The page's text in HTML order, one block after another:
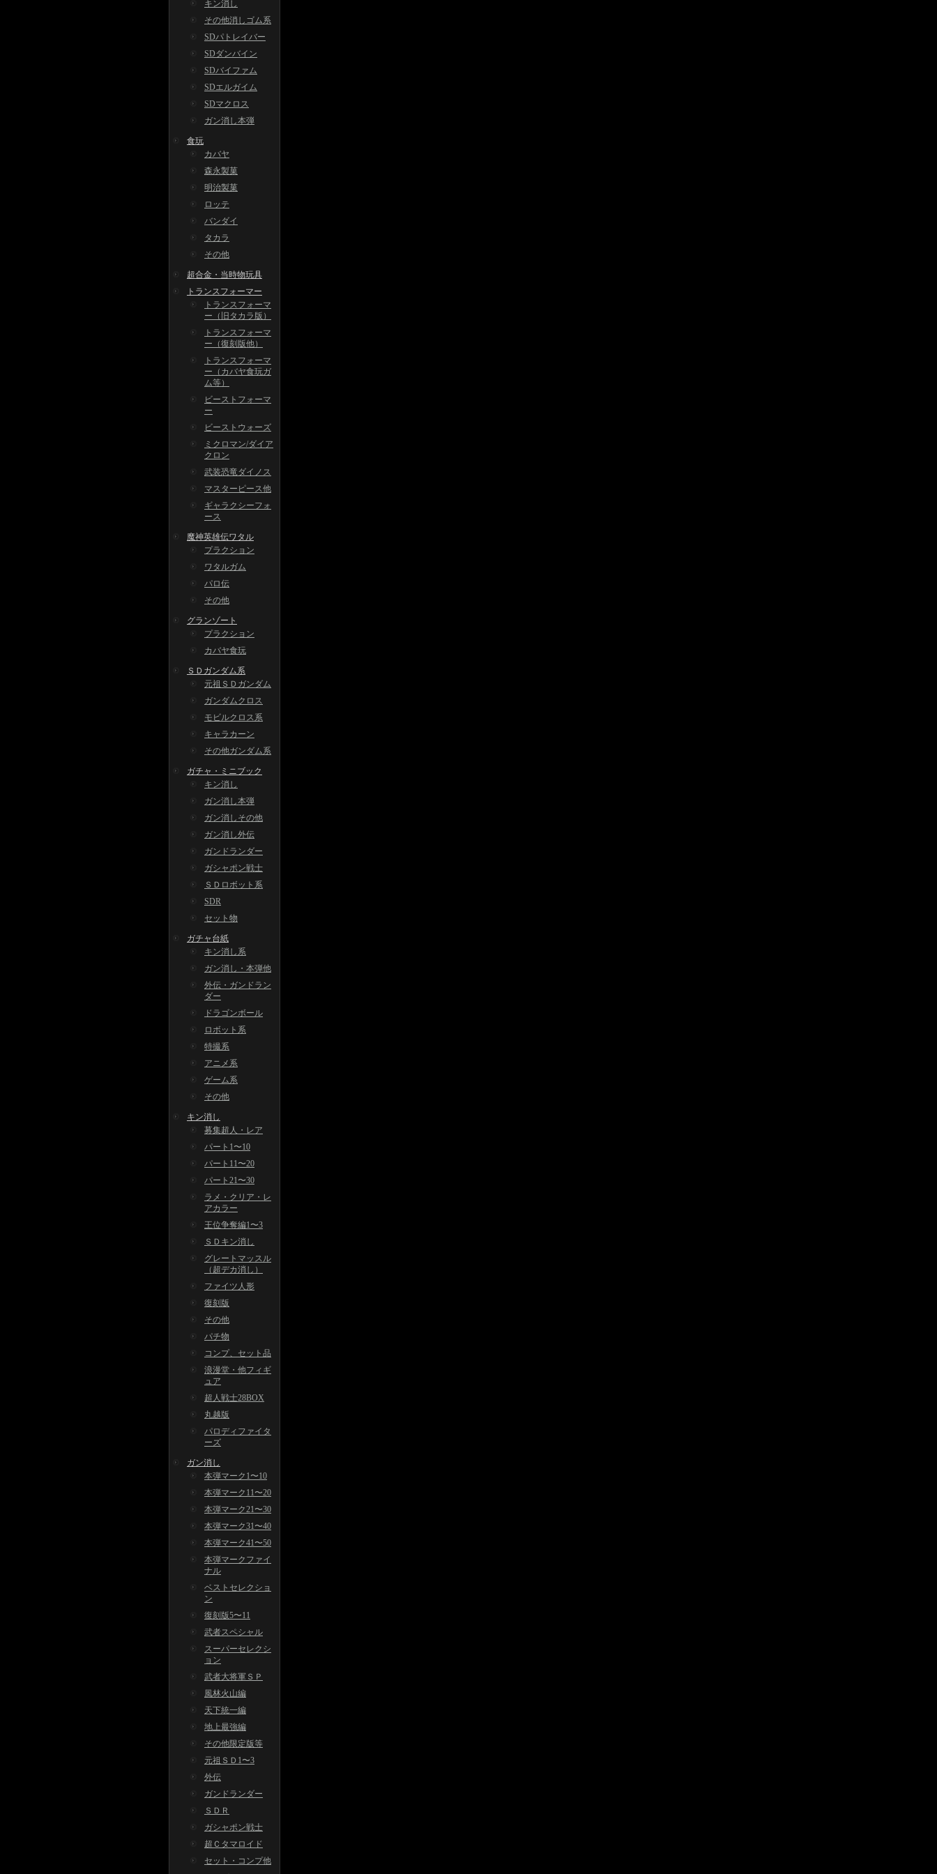
キン消し
その他消しゴム系
SDパトレイバー
SDダンバイン
SDバイファム
SDエルガイム
SDマクロス
ガン消し本弾
食玩
カバヤ
森永製菓
明治製菓
ロッテ
バンダイ
タカラ
その他
超合金・当時物玩具
トランスフォーマー
トランスフォーマ
ー（旧タカラ版）
トランスフォーマ
ー（復刻版他）
トランスフォーマ
ー（カバヤ食玩ガ
ム等）
ビーストフォーマ
ー
ビーストウォーズ
ミクロマン/ダイア
クロン
武装恐竜ダイノス
マスターピース他
ギャラクシーフォ
ース
魔神英雄伝ワタル
プラクション
ワタルガム
パロ伝
その他
グランゾート
プラクション
カバヤ食玩
ＳＤガンダム系
元祖ＳＤガンダム
ガンダムクロス
モビルクロス系
キャラカーン
その他ガンダム系
ガチャ・ミニブック
キン消し
ガン消し本弾
ガン消しその他
ガン消し外伝
ガンドランダー
ガシャポン戦士
ＳＤロボット系
SDR
セット物
ガチャ台紙
キン消し系
ガン消し・本弾他
外伝・ガンドラン
ダー
ドラゴンボール
ロボット系
特撮系
アニメ系
ゲーム系
その他
キン消し
募集超人・レア
パート1〜10
パート11〜20
パート21〜30
ラメ・クリア・レ
アカラー
王位争奪編1〜3
ＳＤキン消し
グレートマッスル
（超デカ消し）
ファイツ人形
復刻版
その他
パチ物
コンプ、セット品
浪漫堂・他フィギ
ュア
超人戦士28BOX
丸越版
パロディファイタ
ーズ
ガン消し
本弾マーク1〜10
本弾マーク11〜20
本弾マーク21〜30
本弾マーク31〜40
本弾マーク41〜50
本弾マークファイ
ナル
ベストセレクショ
ン
復刻版5〜11
武者スペシャル
スーパーセレクシ
ョン
武者大将軍ＳＰ
風林火山編
天下統一編
地上最強編
その他限定版等
元祖ＳＤ1〜3
外伝
ガンドランダー
ＳＤＲ
ガシャポン戦士
超Ｃタマロイド
セット・コンプ他